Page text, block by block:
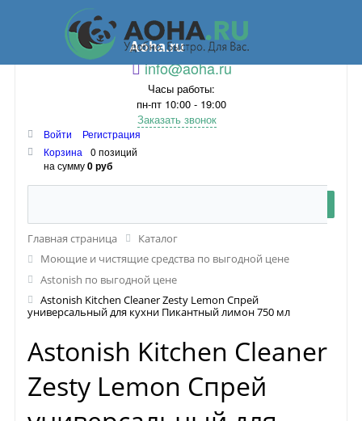
Aoha.ru
info@aoha.ru
Часы работы:
пн-пт 10:00 - 19:00
Заказать звонок
Войти
Регистрация
Корзина
0 позиций
на сумму0 руб
Главная страница
Каталог
Моющие и чистящие средства по выгодной цене
Astonish по выгодной цене
Astonish Kitchen Cleaner Zesty Lemon Спрей
универсальный для кухни Пикантный лимон 750 мл
Astonish Kitchen Cleaner
Zesty Lemon Спрей